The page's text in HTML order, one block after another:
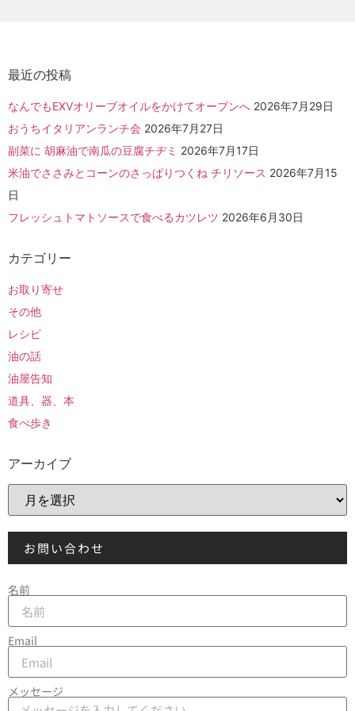
最近の投稿
なんでもEXVオリーブオイルをかけてオーブンへ 2026年7月29日
おうちイタリアンランチ会 2026年7月27日
副菜に 胡麻油で南瓜の豆腐チヂミ 2026年7月17日
米油でささみとコーンのさっぱりつくね チリソース 2026年7月15
日
フレッシュトマトソースで食べるカツレツ 2026年6月30日
カテゴリー
お取り寄せ
その他
レシピ
油の話
油屋告知
道具、器、本
食べ歩き
アーカイブ
お問い合わせ
名前
Email
メッセージ